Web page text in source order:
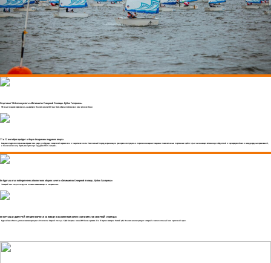
Стартовал 14-й сезон регаты «Оптимисты Северной Столицы. Кубок Газпрома»
189 юных гонщиков соревновались на акватории Финского залива 30–31 мая. Регата собрала спортсменов из семи регионов России.
11 и 12 сентября пройдет отбор в Академию парусного спорта
Академия парусного спорта вновь открывает свои двери для будущих покорителей морских волн и пьедесталов почета. Комплексный подход в организации тренировочного процесса и спортивное оснащение Академии позволяет юным спортсменам пройти путь от начинающих яхтсменов до победителей и призеров российских и международных соревнований,
и Олимпийских игр. Проект реализуется при поддержке ПАО «Газпром».
Ян Куртыш стал победителем абсолютного общего зачета «Оптимистов Северной столицы. Кубок Газпрома»
Четвертый этап получился одним из самых захватывающих и напряженных.
ЯН КУРТЫШ И ДМИТРИЙ ЕРЕМИН БОРЮТСЯ ЗА ПОБЕДУ В АБСОЛЮТНОМ ЗАЧЕТЕ «ОПТИМИСТОВ СЕВЕРНОЙ СТОЛИЦЫ»
Крупнейшая в России детско-юношеская серия регат «Оптимисты Северной столицы. Кубок Газпрома» сезона-2021 близка к развязке. 26 и 27 августа в акватории Невской губы Финского залива проходит четвертый и заключительный этап престижной серии.